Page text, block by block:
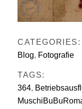
CATEGORIES:
Blog, Fotografie
TAGS:
364,